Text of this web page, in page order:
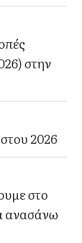
στην
2026
στο
ανασάνω